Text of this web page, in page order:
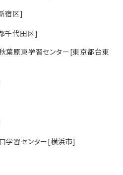
宿区]
千代田区]
葉原東学習センター[東京都台東
学習センター[横浜市]